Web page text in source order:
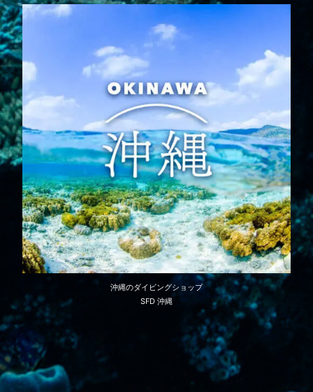
沖縄のダイビングショップ
SFD 沖縄